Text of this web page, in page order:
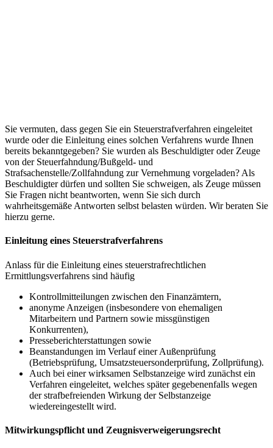
Sie vermuten, dass gegen Sie ein Steuerstrafverfahren eingeleitet
wurde oder die Einleitung eines solchen Verfahrens wurde Ihnen
bereits bekanntgegeben? Sie wurden als Beschuldigter oder Zeuge
von der Steuerfahndung/Bußgeld- und
Strafsachenstelle/Zollfahndung zur Vernehmung vorgeladen? Als
Beschuldigter dürfen und sollten Sie schweigen, als Zeuge müssen
Sie Fragen nicht beantworten, wenn Sie sich durch
wahrheitsgemäße Antworten selbst belasten würden. Wir beraten Sie
hierzu gerne.
Einleitung eines Steuerstrafverfahrens
Anlass für die Einleitung eines steuerstrafrechtlichen
Ermittlungsverfahrens sind häufig
Kontrollmitteilungen zwischen den Finanzämtern,
anonyme Anzeigen (insbesondere von ehemaligen
Mitarbeitern und Partnern sowie missgünstigen
Konkurrenten),
Presseberichterstattungen sowie
Beanstandungen im Verlauf einer Außenprüfung
(Betriebsprüfung, Umsatzsteuersonderprüfung, Zollprüfung).
Auch bei einer wirksamen Selbstanzeige wird zunächst ein
Verfahren eingeleitet, welches später gegebenenfalls wegen
der strafbefreienden Wirkung der Selbstanzeige
wiedereingestellt wird.
Mitwirkungspflicht und Zeugnisverweigerungsrecht